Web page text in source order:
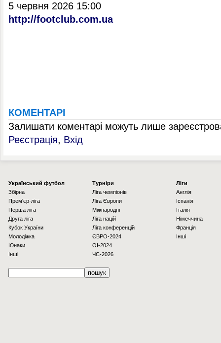
5 червня 2026 15:00
http://footclub.com.ua
КОМЕНТАРІ
Залишати коментарі можуть лише
Реєстрація, Вхід
Українcький футбол
Збірна
Прем'єр-ліга
Перша ліга
Друга ліга
Кубок України
Молодіжка
Юнаки
Інші
Турніри
Ліга чемпіонів
Ліга Європи
Міжнародні
Ліга націй
Ліга конференцій
ЄВРО-2024
OI-2024
ЧС-2026
Ліги
Англія
Іспанія
Італія
Німеччина
Франція
Інші